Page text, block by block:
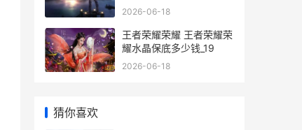
盟定位赛机制s10
2026-06-18
王者荣耀荣耀 王者荣耀荣
耀水晶保底多少钱_19
2026-06-18
猜你喜欢